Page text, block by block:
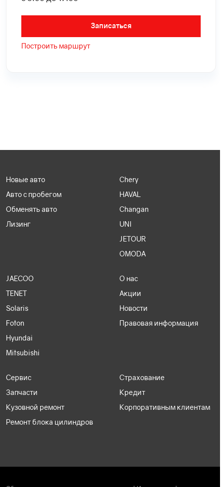
Записаться
Построить маршрут
Новые авто
Авто с пробегом
Обменять авто
Лизинг
Chery
HAVAL
Changan
UNI
JETOUR
OMODA
JAECOO
TENET
Solaris
Foton
Hyundai
Mitsubishi
О нас
Акции
Новости
Правовая информация
Сервис
Запчасти
Кузовной ремонт
Ремонт блока цилиндров
Страхование
Кредит
Корпоративным клиентам